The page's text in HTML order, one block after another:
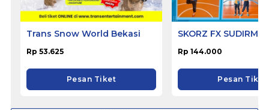
Trans Snow World Bekasi
Rp 53.625
Pesan Tiket
SKORZ FX
Rp 144.000
Pesan Tiket